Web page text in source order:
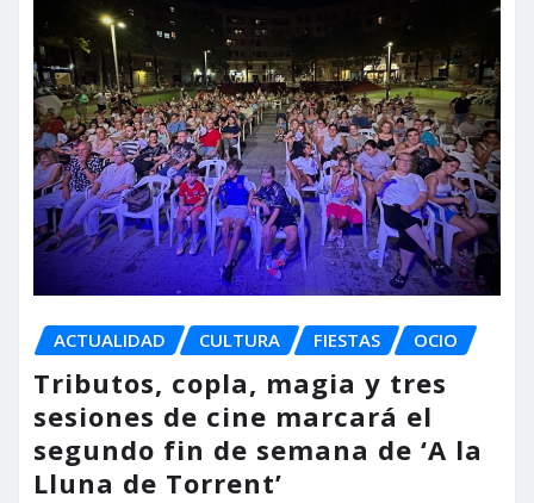
ACTUALIDAD CULTURA FIESTAS OCIO
Tributos, copla, magia y tres
sesiones de cine marcará el
segundo fin de semana de ‘A la
Lluna de Torrent’